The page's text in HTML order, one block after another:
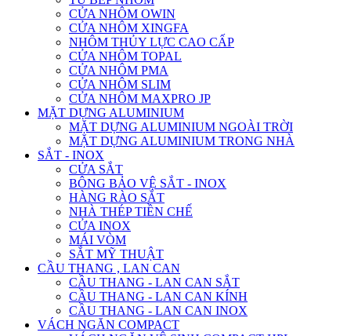
CỬA NHÔM OWIN
CỬA NHÔM XINGFA
NHÔM THỦY LỰC CAO CẤP
CỬA NHÔM TOPAL
CỬA NHÔM PMA
CỬA NHÔM SLIM
CỬA NHÔM MAXPRO JP
MẶT DỰNG ALUMINIUM
MẶT DỰNG ALUMINIUM NGOÀI TRỜI
MẶT DỰNG ALUMINIUM TRONG NHÀ
SẮT - INOX
CỬA SẮT
BÔNG BẢO VỆ SẮT - INOX
HÀNG RÀO SẮT
NHÀ THÉP TIỀN CHẾ
CỬA INOX
MÁI VÒM
SẮT MỸ THUẬT
CẦU THANG , LAN CAN
CẦU THANG - LAN CAN SẮT
CẦU THANG - LAN CAN KÍNH
CẦU THANG - LAN CAN INOX
VÁCH NGĂN COMPACT